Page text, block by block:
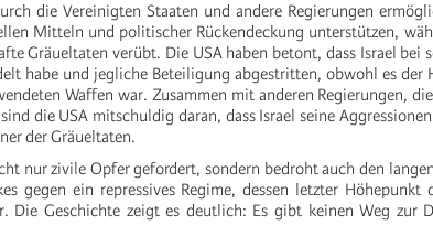
die Vereinigten Staaten und andere Regierungen
Mitteln und politischer Rückendeckung unterstützen,
Gräueltaten verübt. Die USA haben betont, dass Israel bei
habe und jegliche Beteiligung abgestritten, obwohl es der
Waffen war. Zusammen mit anderen Regierungen,
die USA mitschuldig daran, dass Israel seine
der Gräueltaten.
nur zivile Opfer gefordert, sondern bedroht auch den
gegen ein repressives Regime, dessen letzter Höhepunkt
Die Geschichte zeigt es deutlich: Es gibt keinen Weg zur